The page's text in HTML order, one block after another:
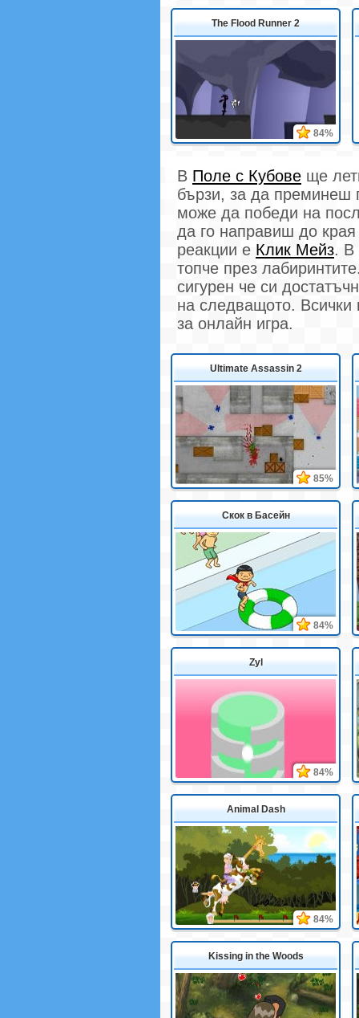
The Flood Runner 2
84%
В Поле с Кубове ще
бързи, за да преминеш
може да победи на
да го направиш до
реакции е Клик Мейз. В
топче през
сигурен че си
на следващото. Всички
за онлайн игра.
Ultimate Assassin 2
85%
Скок в Басейн
84%
Zyl
84%
Animal Dash
84%
Kissing in the Woods